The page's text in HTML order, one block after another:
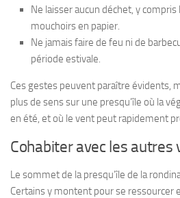
Ne laisser aucun déchet, y
mouchoirs en papier.
Ne jamais faire de feu ni de
période estivale.
Ces gestes peuvent paraître évidents,
plus de sens sur une presqu’île où la
en été, et où le vent peut rapidement
Cohabiter avec les autres
Le sommet de la presqu’île de la
Certains y montent pour se ressourcer